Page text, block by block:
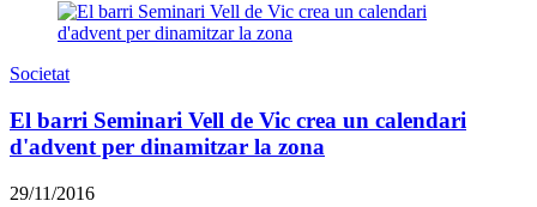
Societat
El barri Seminari Vell de Vic crea un calendari
d'advent per dinamitzar la zona
29/11/2016